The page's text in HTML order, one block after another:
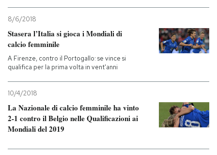
8/6/2018
Stasera l’Italia si gioca i Mondiali di
calcio femminile
A Firenze, contro il Portogallo: se vince si
qualifica per la prima volta in vent'anni
10/4/2018
La Nazionale di calcio femminile ha vinto
2-1 contro il Belgio nelle Qualificazioni ai
Mondiali del 2019